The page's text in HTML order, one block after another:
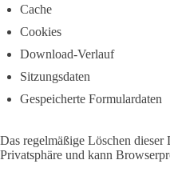
Cache
Cookies
Download-Verlauf
Sitzungsdaten
Gespeicherte Formulardaten
Das regelmäßige Löschen dieser
Privatsphäre und kann